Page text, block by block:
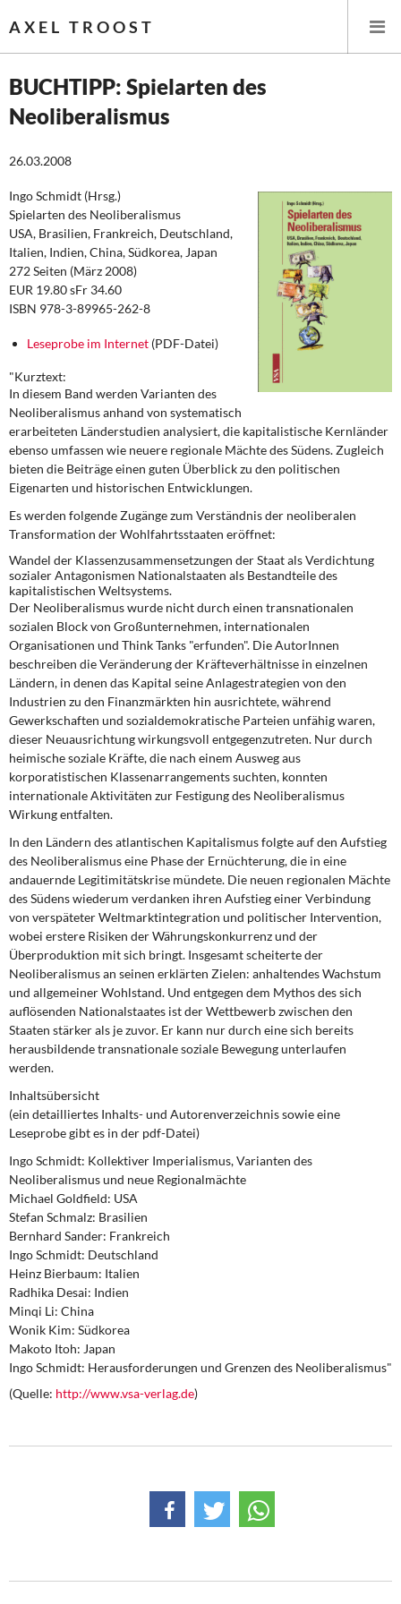
AXEL TROOST
Startseite
Themen
Leitlinien linker Wirtschafts- und Finanzpolitik
Wirtschaftspolitik
Steuer- und Finanzpolitik
Öffentliche Infrastruktur und Daseinsvorsorge
Eurokrise und Griechenland
DIE LINKE
Weitere Themen
Memo-Gruppe
Institut Solidarische Moderne
Rosa-Luxemburg-Stiftung
Über mich
Kontakt
BUCHTIPP: Spielarten des
Neoliberalismus
26.03.2008
Ingo Schmidt (Hrsg.)
Spielarten des Neoliberalismus
USA, Brasilien, Frankreich, Deutschland,
Italien, Indien, China, Südkorea, Japan
272 Seiten (März 2008)
EUR 19.80 sFr 34.60
ISBN 978-3-89965-262-8
Leseprobe im Internet (PDF-Datei)
"Kurztext:
In diesem Band werden Varianten des
Neoliberalismus anhand von systematisch
erarbeiteten Länderstudien analysiert, die kapitalistische Kernländer
ebenso umfassen wie neuere regionale Mächte des Südens. Zugleich
bieten die Beiträge einen guten Überblick zu den politischen
Eigenarten und historischen Entwicklungen.
Es werden folgende Zugänge zum Verständnis der neoliberalen
Transforma­tion der Wohlfahrtsstaaten eröffnet:
Wandel der Klassenzusammensetzungen der Staat als Verdichtung
sozialer Antagonismen Nationalstaaten als Bestandteile des
kapitalistischen Weltsystems.
Der Neoliberalismus wurde nicht durch einen transnationalen
sozialen Block von Großunternehmen, internationalen
Organisationen und Think Tanks "erfunden". Die AutorInnen
beschreiben die Veränderung der Kräfteverhältnisse in einzelnen
Ländern, in denen das Kapital seine Anlagestrategien von den
Industrien zu den Finanzmärkten hin ausrichtete, während
Gewerkschaften und sozialdemokratische Parteien unfähig waren,
dieser Neuausrichtung wirkungsvoll entgegenzutreten. Nur durch
heimische soziale Kräfte, die nach einem Ausweg aus
korporatistischen Klassenarrangements suchten, konnten
internationale Aktivitäten zur Festigung des Neoliberalismus
Wirkung entfalten.
In den Ländern des atlantischen Kapitalismus folgte auf den Aufstieg
des Neoliberalismus eine Phase der Ernüchterung, die in eine
andauernde Legitimitätskrise mündete. Die neuen regionalen Mächte
des Südens wiederum verdanken ihren Aufstieg einer Verbindung
von verspäteter Weltmarktintegration und politischer Intervention,
wobei erstere Risiken der Währungskonkurrenz und der
Überproduktion mit sich bringt. Insgesamt scheiterte der
Neoliberalismus an seinen erklärten Zielen: anhaltendes Wachstum
und allgemeiner Wohlstand. Und entgegen dem Mythos des sich
auflösenden Nationalstaates ist der Wettbewerb zwischen den
Staaten stärker als je zuvor. Er kann nur durch eine sich bereits
herausbildende transnationale soziale Bewegung unterlaufen
werden.
Inhaltsübersicht
(ein detailliertes Inhalts- und Autorenverzeichnis sowie eine
Leseprobe gibt es in der pdf-Datei)
Ingo Schmidt: Kollektiver Imperialismus, Varianten des
Neoliberalismus und neue Regionalmächte
Michael Goldfield: USA
Stefan Schmalz: Brasilien
Bernhard Sander: Frankreich
Ingo Schmidt: Deutschland
Heinz Bierbaum: Italien
Radhika Desai: Indien
Minqi Li: China
Wonik Kim: Südkorea
Makoto Itoh: Japan
Ingo Schmidt: Herausforderungen und Grenzen des Neoliberalismus"
(Quelle: http://www.vsa-verlag.de)